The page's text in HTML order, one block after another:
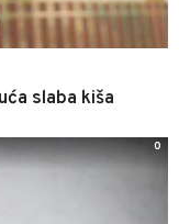
slaba kiša
0